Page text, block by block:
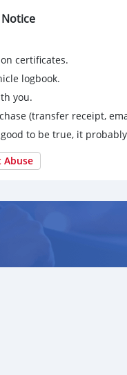
ประเทศไทย
certificates.
logbook.
you.
(transfer receipt,
to be true, it
Abuse